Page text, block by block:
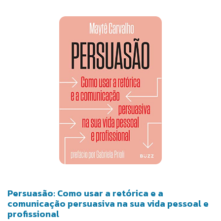
de trabalho que será como um mapa que lhe
permitirá saber, a qualquer momento, o que você
tem que dizer e, o mais importante, o que não tem
que dizer. Por último, na terceira parte, você vai
aprender padrões de linguagem específicos.
Veremos padrões projetados para eliminar a
resistência, para levar as pessoas a focarem no que
lhe interessa e, em geral, você vai aprender a fazer
com que as pessoas avancem na direção que
Persuasão: Como usar a retórica e a
comunicação persuasiva na sua vida pessoal e
profissional